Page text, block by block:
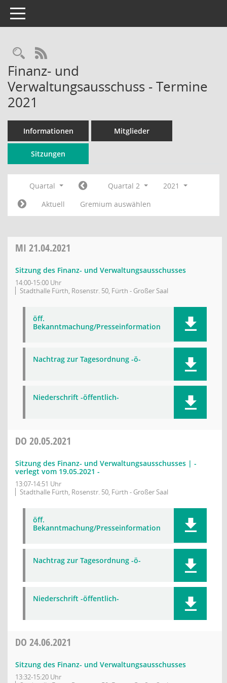
Toggle navigation
Rechercheauswahl
RSS-Feed
Finanz- und
Verwaltungsausschuss - Termine
2021
Informationen Mitglieder
Sitzungen
Quartal Quartal 2
2021
Aktuell
Gremium auswählen
MI 21.04.2021
Sitzung des Finanz- und Verwaltungsausschusses
14:00-15:00 Uhr
Stadthalle Fürth, Rosenstr. 50, Fürth - Großer Saal
öff.
Bekanntmachung/Presseinformation
Nachtrag zur Tagesordnung -ö-
Niederschrift -öffentlich-
DO 20.05.2021
Sitzung des Finanz- und Verwaltungsausschusses | -
verlegt vom 19.05.2021 -
13:07-14:51 Uhr
Stadthalle Fürth, Rosenstr. 50, Fürth - Großer Saal
öff.
Bekanntmachung/Presseinformation
Nachtrag zur Tagesordnung -ö-
Niederschrift -öffentlich-
DO 24.06.2021
Sitzung des Finanz- und Verwaltungsausschusses
13:32-15:20 Uhr